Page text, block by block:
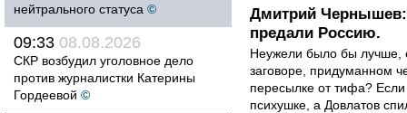
нейтрального статуса ©
09:33 08.08.2026
СКР возбудил уголовное дело
против журналистки Катерины
Гордеевой ©
Дмитрий Чернышев:
предали Россию.
Неужели было бы лучше,
заговоре, придуманном
пересылке от тифа?
психушке, а Довлатов